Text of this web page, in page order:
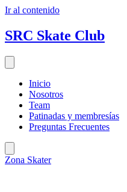
Ir al contenido
SRC Skate Club
Inicio
Nosotros
Team
Patinadas y membresías
Preguntas Frecuentes
Zona Skater